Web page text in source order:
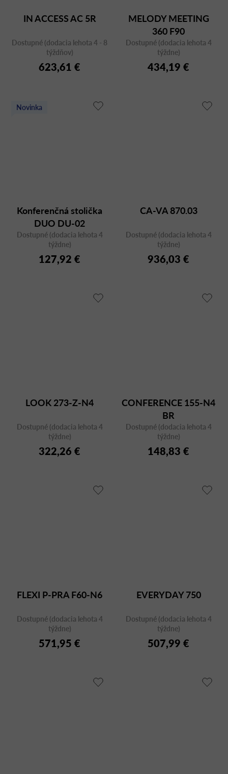
IN ACCESS AC 5R
Dostupné (dodacia lehota 4 - 8
týždňov)
623,61 €
MELODY MEETING
360 F90
Dostupné (dodacia lehota 4
týždne)
434,19 €
Novinka
Konferenčná stolička
DUO DU-02
Dostupné (dodacia lehota 4
týždne)
127,92 €
CA-VA 870.03
Dostupné (dodacia lehota 4
týždne)
936,03 €
LOOK 273-Z-N4
Dostupné (dodacia lehota 4
týždne)
322,26 €
CONFERENCE 155-N4
BR
Dostupné (dodacia lehota 4
týždne)
148,83 €
FLEXI P-PRA F60-N6
Dostupné (dodacia lehota 4
týždne)
571,95 €
EVERYDAY 750
Dostupné (dodacia lehota 4
týždne)
507,99 €